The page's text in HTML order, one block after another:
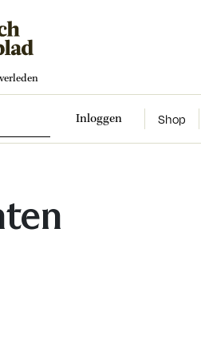
Inloggen Shop